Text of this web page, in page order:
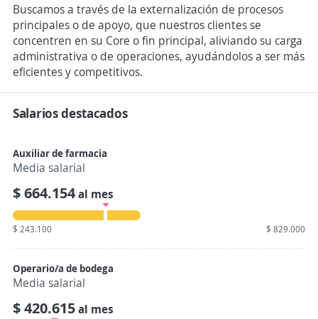
Buscamos a través de la externalización de procesos
principales o de apoyo, que nuestros clientes se
concentren en su Core o fin principal, aliviando su carga
administrativa o de operaciones, ayudándolos a ser más
eficientes y competitivos.
Salarios destacados
Auxiliar de farmacia
Media salarial
$ 664.154al mes
$ 243.100 $ 829.000
Operario/a de bodega
Media salarial
$ 420.615al mes